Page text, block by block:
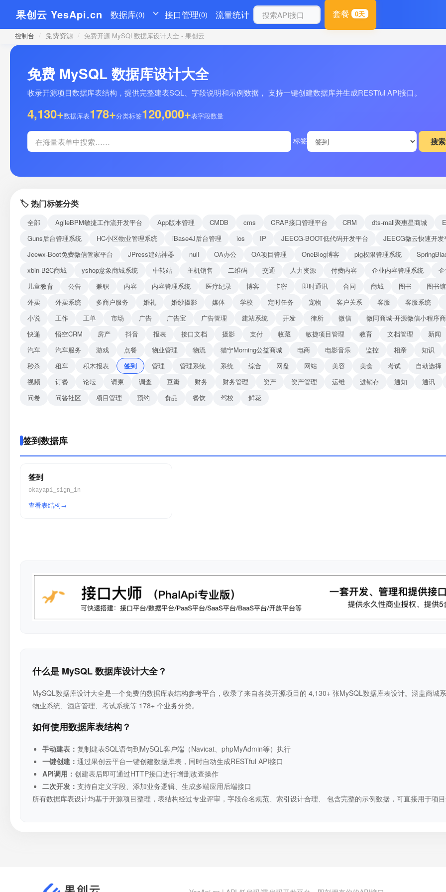
果创云 YesApi.cn 数据库(0) 接口管理(0) 流量统计 套餐 0天
控制台 / 免费资源 / 免费开源 MySQL数据库设计大全 - 果创云
免费 MySQL 数据库设计大全
收录开源项目数据库表结构，提供完整建表SQL、字段说明和示例数据， 支持一键创建数据库并生成RESTful API接口。
4,130+数据库表178+分类标签120,000+表字段数量
标签
🏷️ 热门标签分类
全部 AgileBPM敏捷工作流开发平台 App版本管理 CMDB cms CRAP接口管理平台 CRM dts-mall聚惠星商城
Guns后台管理系统
HC小区物业管理系统 iBase4J后台管理 ios IP JEECG-BOOT低代码开发平台
JEECG微云快速开发
Jeewx-Boot免费微信管家平台
JPress建站神器 null OA办公 OA项目管理 OneBlog博客 pig权限管理系统
xbin-B2C商城
yshop意象商城系统 中转站 主机销售 二维码 交通 人力资源 付费内容 企业内容管理系统
儿童教育
公告 兼职 内容 内容管理系统 医疗纪录 博客 卡密 即时通讯 合同 商城 图书
图书
外卖
外卖系统 多商户服务 婚礼 婚纱摄影 媒体 学校 定时任务 宠物 客户关系 客服
客服系统
小说
工作 工单 市场 广告 广告宝 广告管理 建站系统 开发 律所 微信
微同商城-开源微信小程序
快递
悟空CRM 房产 抖音 报表 接口文档 摄影 支付 收藏 敏捷项目管理 教育 文档管理
新闻
汽车
汽车服务 游戏 点餐 物业管理 物流 猫宁Morning公益商城 电商 电影音乐 监控 相亲
知识
秒杀
租车 积木报表 签到 管理 管理系统 系统 综合 网盘 网站 美容 美食 考试
自动选择
视频
订餐 论坛 请柬 调查 豆瓣 财务 财务管理 资产 资产管理 运维 进销存 通知
通讯
问卷
问答社区 项目管理 预约 食品 餐饮 驾校 鲜花
签到数据库
签到
okayapi_sign_in
查看表结构
什么是 MySQL 数据库设计大全？
MySQL数据库设计大全是一个免费的数据库表结构参考平台，收录了来自各类开源项目的 4,130+ 张MySQL数据库表设计。涵盖商城
物业系统、酒店管理、考试系统等 178+ 个业务分类。
如何使用数据库表结构？
手动建表： 复制建表SQL语句到MySQL客户端（Navicat、phpMyAdmin等）执行
一键创建： 通过果创云平台一键创建数据库表，同时自动生成RESTful API接口
API调用： 创建表后即可通过HTTP接口进行增删改查操作
二次开发： 支持自定义字段、添加业务逻辑、生成多端应用后端接口
所有数据库表设计均基于开源项目整理，表结构经过专业评审，字段命名规范、索引设计合理、 包含完整的示例数据，可直接用于项